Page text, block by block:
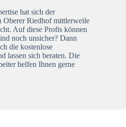
hat sich der
Oberer Riedhof mittlerweile
Auf diese Profis können
noch unsicher? Dann
die kostenlose
lassen sich beraten. Die
helfen Ihnen gerne